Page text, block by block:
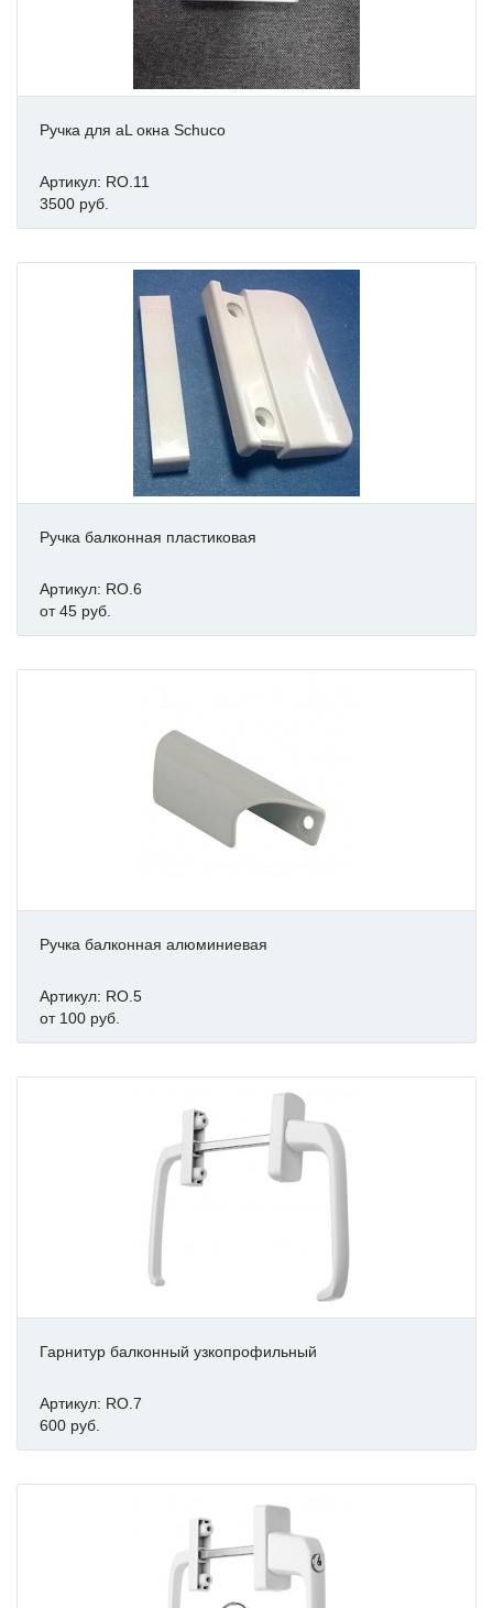
Ручка для aL окна Schuco
Артикул: RO.11
3500 руб.
Ручка балконная пластиковая
Артикул: RO.6
от 45 руб.
Ручка балконная алюминиевая
Артикул: RO.5
от 100 руб.
Гарнитур балконный узкопрофильный
Артикул: RO.7
600 руб.